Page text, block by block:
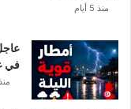
منذ 5 أيام
في
منذ 4